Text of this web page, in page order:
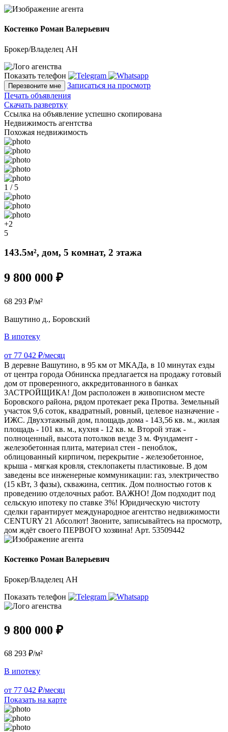
Костенко Роман Валерьевич
Брокер/Владелец АН
Показать телефон
Перезвоните мне
Записаться на просмотр
Печать объявления
Скачать развертку
Ссылка на объявление успешно скопирована
Недвижимость агентства
Похожая недвижимость
1 / 5
+2
5
143.5м², дом, 5 комнат, 2 этажа
9 800 000 ₽
68 293 ₽/м²
Вашутино д., Боровский
В ипотеку
от 77 042 ₽/месяц
В деревне Вашутино, в 95 км от МКАДа, в 10 минутах езды
от центра города Обнинска предлагается на продажу готовый
дом от проверенного, аккредитованного в банках
ЗАСТРОЙЩИКА! Дом расположен в живописном месте
Боровского района, рядом протекает река Протва. Земельный
участок 9,6 соток, квадратный, ровный, целевое назначение -
ИЖС. Двухэтажный дом, площадь дома - 143,56 кв. м., жилая
площадь - 101 кв. м., кухня - 12 кв. м. Второй этаж -
полноценный, высота потолков везде 3 м. Фундамент -
железобетонная плита, материал стен - пеноблок,
облицованный кирпичом, перекрытие - железобетонное,
крыша - мягкая кровля, стеклопакеты пластиковые. В дом
заведены все инженерные коммуникации: газ, электричество
(15 кВт, 3 фазы), скважина, септик. Дом полностью готов к
проведению отделочных работ. ВАЖНО! Дом подходит под
сельскую ипотеку по ставке 3%! Юридическую чистоту
сделки гарантирует международное агентство недвижимости
CENTURY 21 Абсолют! Звоните, записывайтесь на просмотр,
дом ждёт своего ПЕРВОГО хозяина! Арт. 53509442
Костенко Роман Валерьевич
Брокер/Владелец АН
Показать телефон
9 800 000 ₽
68 293 ₽/м²
В ипотеку
от 77 042 ₽/месяц
Показать на карте